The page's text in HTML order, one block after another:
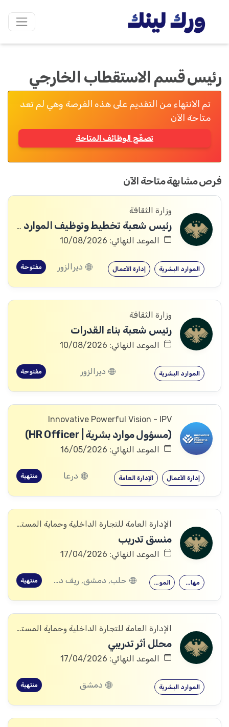
رئيس قسم الاستقطاب الخارجي
تم الانتهاء من التقديم على هذه الفرصة وهي لم تعد
متاحة الآن
تصفّح الوظائف المتاحة
فرص مشابهة متاحة الآن
وزارة الثقافة
رئيس شعبة تخطيط وتوظيف الموارد البشرية
الموعد النهائي: 10/08/2026
إدارة الأعمال الموارد البشرية ديرالزور مفتوحة
وزارة الثقافة
رئيس شعبة بناء القدرات
الموعد النهائي: 10/08/2026
الموارد البشرية ديرالزور مفتوحة
Innovative Powerful Vision - IPV
(مسؤول موارد بشرية | HR Officer)
الموعد النهائي: 16/05/2026
الإدارة العامة إدارة الأعمال درعا منتهية
الإدارة العامة للتجارة الداخلية وحماية المستهلك
منسق تدريب
الموعد النهائي: 17/04/2026
الموارد البشرية مهارات التدريب حلب, دمشق, ريف دمشق, ديرالزور, درعا, إدلب, القنيطرة, حمص, الحسكة, حماة منتهية
الإدارة العامة للتجارة الداخلية وحماية المستهلك
محلل أثر تدريبي
الموعد النهائي: 17/04/2026
الموارد البشرية دمشق منتهية